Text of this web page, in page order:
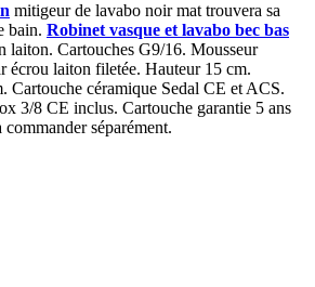
mitigeur de lavabo noir mat trouvera sa
bain. Robinet vasque et lavabo bec bas
laiton. Cartouches G9/16. Mousseur
écrou laiton filetée. Hauteur 15 cm.
Cartouche céramique Sedal CE et ACS.
3/8 CE inclus. Cartouche garantie 5 ans
séparément.